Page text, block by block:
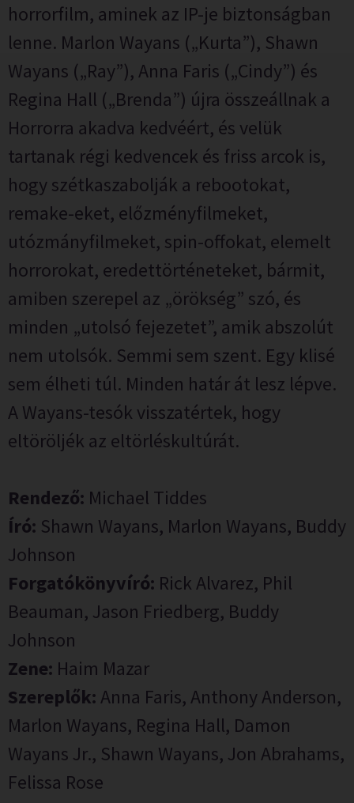
horrorfilm, aminek az IP-je biztonságban
lenne. Marlon Wayans („Kurta”), Shawn
Wayans („Ray”), Anna Faris („Cindy”) és
Regina Hall („Brenda”) újra összeállnak a
Horrorra akadva kedvéért, és velük
tartanak régi kedvencek és friss arcok is,
hogy szétkaszabolják a rebootokat,
remake-eket, előzményfilmeket,
utózmányfilmeket, spin-offokat, elemelt
horrorokat, eredettörténeteket, bármit,
amiben szerepel az „örökség” szó, és
minden „utolsó fejezetet”, amik abszolút
nem utolsók. Semmi sem szent. Egy klisé
sem élheti túl. Minden határ át lesz lépve.
A Wayans-tesók visszatértek, hogy
eltöröljék az eltörléskultúrát.
Rendező: Michael Tiddes
Író: Shawn Wayans, Marlon Wayans, Buddy
Johnson
Forgatókönyvíró: Rick Alvarez, Phil
Beauman, Jason Friedberg, Buddy
Johnson
Zene: Haim Mazar
Szereplők:Anna Faris, Anthony Anderson,
Marlon Wayans, Regina Hall, Damon
Wayans Jr., Shawn Wayans, Jon Abrahams,
Felissa Rose